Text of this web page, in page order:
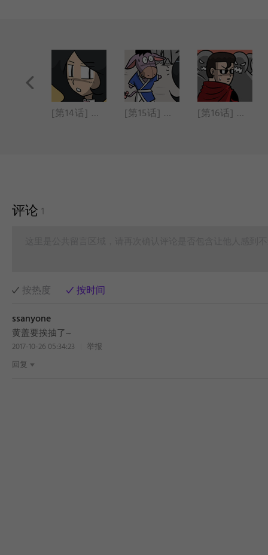
[第14话] 赤壁之战(2) [第15话] 赤壁之战(3) [第16话] 赤壁之战(4)
评论 1
按热度
按时间
ssanyone
黄盖要挨抽了~
2017-10-26 05:34:23
举报
回复